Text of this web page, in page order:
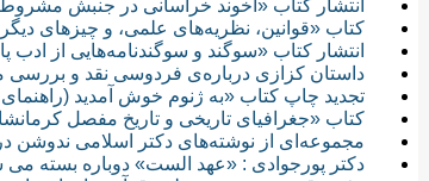
انتشار کتاب «آخوند خراسانی در جنبش
کتاب «قوانين، نظريه‌هاى علمى، و چيزهاى
انتشار کتاب «سوگند و سوگندنامه‌هایی از ادب
داستان کزازی درباره‌ی فردوسی نقد و
تجدید چاپ کتاب «به ژنوم خوش آمديد (راهنماى
کتاب «جغرافیای تاریخی و تاریخ مفصل
مجموعه‌ای از نوشته‌های دکتر اسلامی ندوشن
دکتر پورجوادی : «عهد الست» دوباره بسته می